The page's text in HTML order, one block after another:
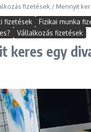
fizetések / Mennyit
fizetések
Fizikai munka
Vállalkozás fizetések
keres egy